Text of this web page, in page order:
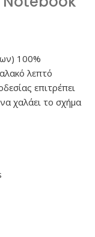
100%
λεπτό
επιτρέπει
χαλάει το σχήμα